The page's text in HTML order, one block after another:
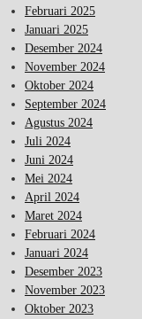
Februari 2025
Januari 2025
Desember 2024
November 2024
Oktober 2024
September 2024
Agustus 2024
Juli 2024
Juni 2024
Mei 2024
April 2024
Maret 2024
Februari 2024
Januari 2024
Desember 2023
November 2023
Oktober 2023